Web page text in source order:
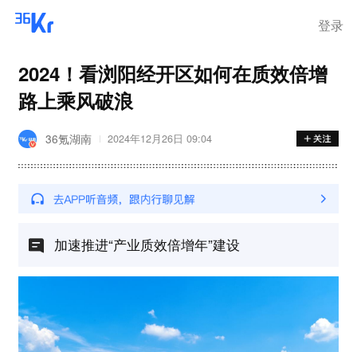
登录
2024！看浏阳经开区如何在质效倍增
路上乘风破浪
36氪湖南 2024年12月26日 09:04
加速推进“产业质效倍增年”建设